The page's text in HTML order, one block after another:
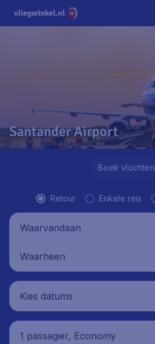
Santander Airport
Boek vluchten
Retour Enkele reis
Waarvandaan
Waarheen
Kies datums
1 passagier, Economy